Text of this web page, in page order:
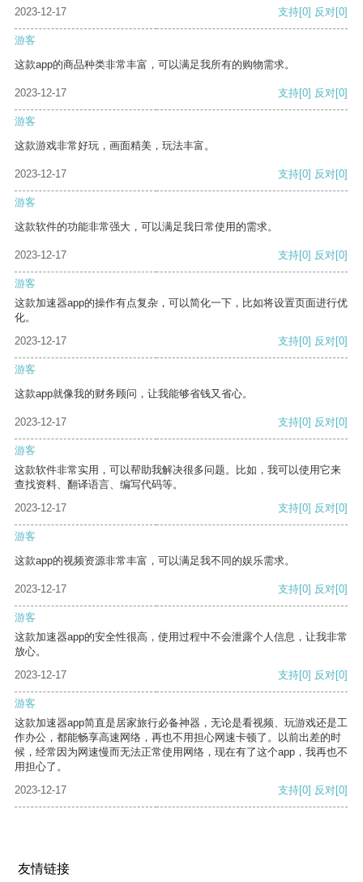
2023-12-17 支持[0] 反对[0]
游客
这款app的商品种类非常丰富，可以满足我所有的购物需求。
2023-12-17 支持[0] 反对[0]
游客
这款游戏非常好玩，画面精美，玩法丰富。
2023-12-17 支持[0] 反对[0]
游客
这款软件的功能非常强大，可以满足我日常使用的需求。
2023-12-17 支持[0] 反对[0]
游客
这款加速器app的操作有点复杂，可以简化一下，比如将设置页面进行优
化。
2023-12-17
支持[0] 反对[0]
游客
这款app就像我的财务顾问，让我能够省钱又省心。
2023-12-17 支持[0] 反对[0]
游客
这款软件非常实用，可以帮助我解决很多问题。比如，我可以使用它来
查找资料、翻译语言、编写代码等。
2023-12-17
支持[0] 反对[0]
游客
这款app的视频资源非常丰富，可以满足我不同的娱乐需求。
2023-12-17 支持[0] 反对[0]
游客
这款加速器app的安全性很高，使用过程中不会泄露个人信息，让我非常
放心。
2023-12-17
支持[0] 反对[0]
游客
这款加速器app简直是居家旅行必备神器，无论是看视频、玩游戏还是工
作办公，都能畅享高速网络，再也不用担心网速卡顿了。以前出差的时
候，经常因为网速慢而无法正常使用网络，现在有了这个app，我再也不
用担心了。
2023-12-17
支持[0] 反对[0]
友情链接